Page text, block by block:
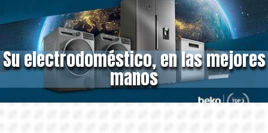
Su electrodoméstico, en las mejores
manos